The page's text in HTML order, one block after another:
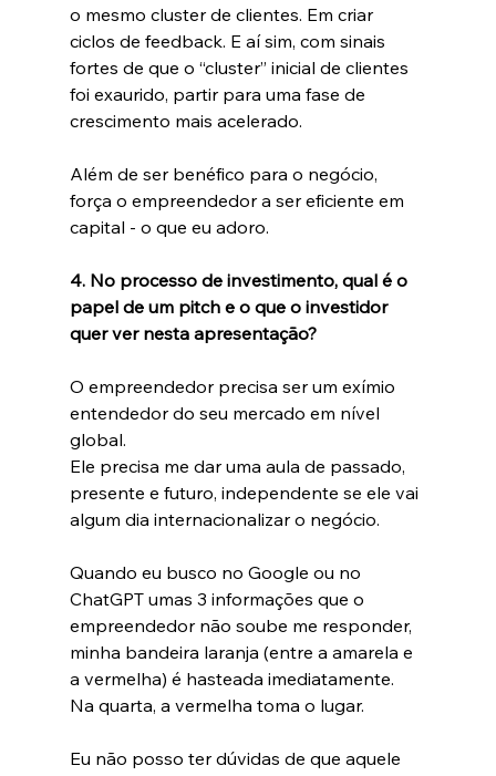
o mesmo cluster de clientes. Em criar
ciclos de feedback. E aí sim, com sinais
fortes de que o “cluster” inicial de clientes
foi exaurido, partir para uma fase de
crescimento mais acelerado.
Além de ser benéfico para o negócio,
força o empreendedor a ser eficiente em
capital - o que eu adoro.
4. No processo de investimento, qual é o
papel de um pitch e o que o investidor
quer ver nesta apresentação?
O empreendedor precisa ser um exímio
entendedor do seu mercado em nível
global.
Ele precisa me dar uma aula de passado,
presente e futuro, independente se ele vai
algum dia internacionalizar o negócio.
Quando eu busco no Google ou no
ChatGPT umas 3 informações que o
empreendedor não soube me responder,
minha bandeira laranja (entre a amarela e
a vermelha) é hasteada imediatamente.
Na quarta, a vermelha toma o lugar.
Eu não posso ter dúvidas de que aquele